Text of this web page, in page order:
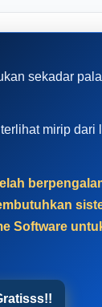
sekadar
mirip
Software